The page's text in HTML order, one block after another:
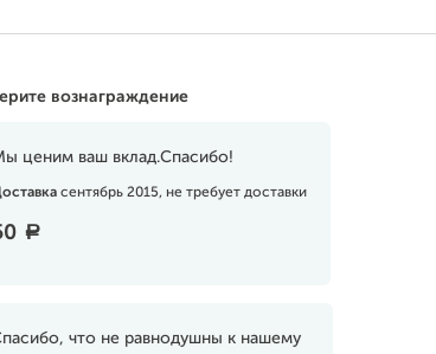
вознаграждение
ценим ваш вклад.Спасибо!
сентябрь 2015, не требует доставки
a
что не равнодушны к нашему